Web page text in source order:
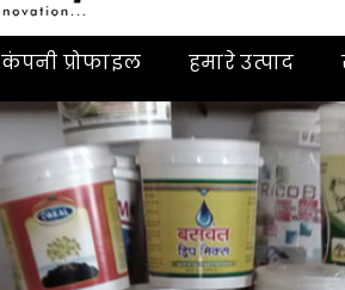
कंपनी प्रोफाइल हमारे उत्पाद